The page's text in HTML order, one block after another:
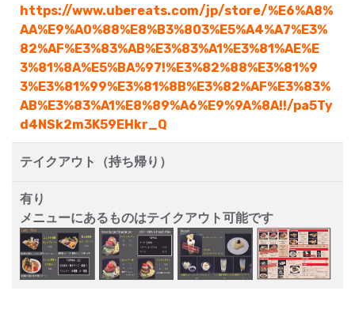
https://www.ubereats.com/jp/store/%E6%A8%
AA%E9%A0%88%E8%B3%803%E5%A4%A7%E3%
82%AF%E3%83%AB%E3%83%A1%E3%81%AE%E
3%81%8A%E5%BA%97!%E3%82%88%E3%81%9
3%E3%81%99%E3%81%8B%E3%82%AF%E3%83%
AB%E3%83%A1%E8%89%A6%E9%9A%8A!!/pa5Ty
d4NSk2m3K59EHkr_Q
テイクアウト（持ち帰り）
有り
メニューにあるものはテイクアウト可能です